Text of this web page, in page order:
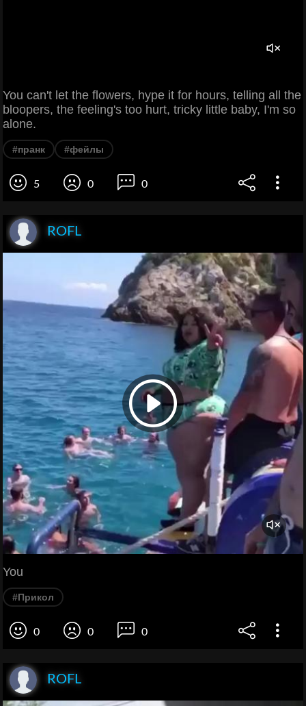
You can't let the flowers, hype it for hours, telling all the
bloopers, the feeling's too hurt, tricky little baby, I'm so
alone.
#пранк #фейлы
5 0 0
ROFL
You
#Прикол
0 0 0
ROFL